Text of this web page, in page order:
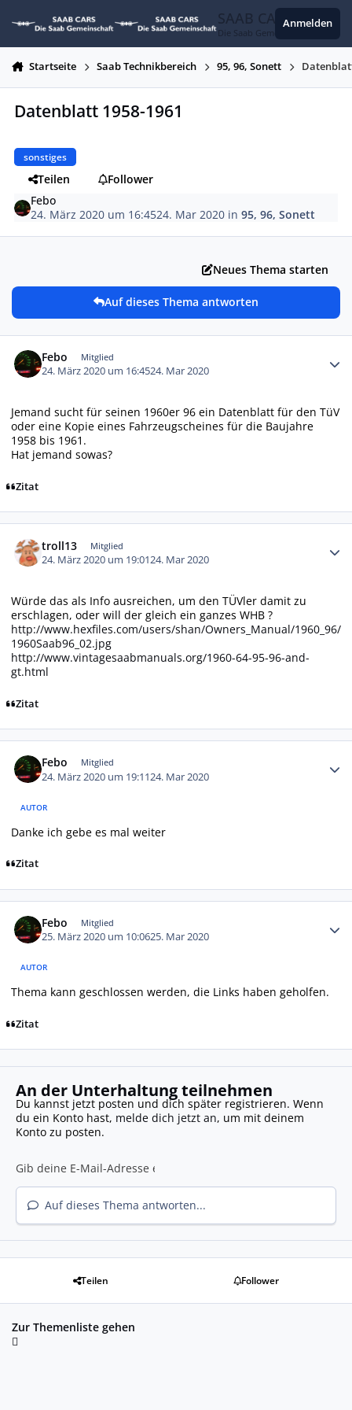
SAAB CARS
Die Saab Gemeinschaft
Anmelden
Startseite Saab Technikbereich 95, 96, Sonett
Datenblatt 1958-1961
sonstiges
Teilen
Follower
Febo
24. März 2020 um 16:4524. Mar 2020 in95, 96, Sonett
Neues Thema starten
Auf dieses Thema antworten
Febo Mitglied
24. März 2020 um 16:4524. Mar 2020
Jemand sucht für seinen 1960er 96 ein Datenblatt für den TüV
oder eine Kopie eines Fahrzeugscheines für die Baujahre
1958 bis 1961.
Hat jemand sowas?
Zitat
troll13 Mitglied
24. März 2020 um 19:0124. Mar 2020
Würde das als Info ausreichen, um den TÜVler damit zu
erschlagen, oder will der gleich ein ganzes WHB ?
http://www.hexfiles.com/users/shan/Owners_Manual/1960_96/
1960Saab96_02.jpg
http://www.vintagesaabmanuals.org/1960-64-95-96-and-
gt.html
Zitat
Febo Mitglied
24. März 2020 um 19:1124. Mar 2020
AUTOR
Danke ich gebe es mal weiter
Zitat
Febo Mitglied
25. März 2020 um 10:0625. Mar 2020
AUTOR
Thema kann geschlossen werden, die Links haben geholfen.
Zitat
An der Unterhaltung teilnehmen
Du kannst jetzt posten und dich später registrieren. Wenn
du ein Konto hast, melde dich jetzt an, um mit deinem
Konto zu posten.
Auf dieses Thema antworten...
Teilen Follower
Zur Themenliste gehen